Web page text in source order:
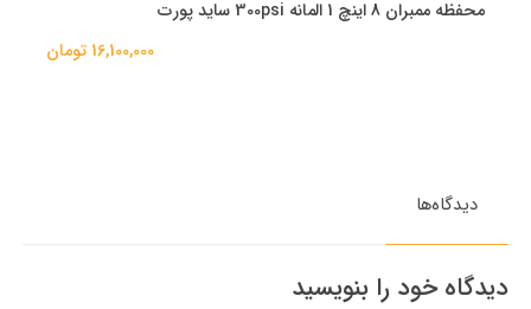
محفظه ممبران 8 اینچ 1 المانه 300psi ساید پورت
16,100,000 تومان
دیدگاه‌ها
دیدگاه خود را بنویسید